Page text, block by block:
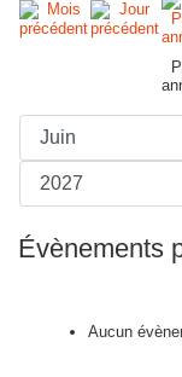
Évènements
Aucun